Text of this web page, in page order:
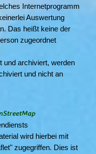
Internetprogramm
Auswertung
Das heißt keine der
zugeordnet
und archiviert, werden
und nicht an
wird hierbei mit
zugegriffen. Dies ist